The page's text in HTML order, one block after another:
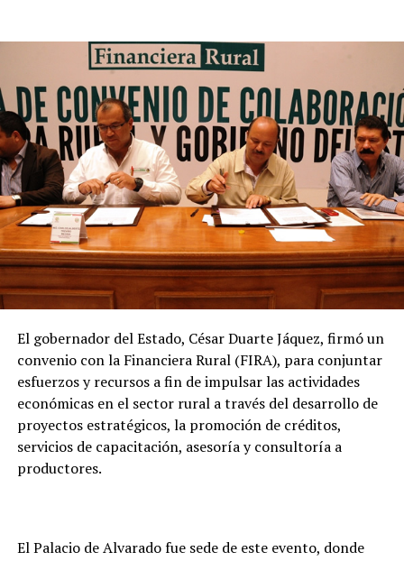
El gobernador del Estado, César Duarte Jáquez, firmó un
convenio con la Financiera Rural (FIRA), para conjuntar
esfuerzos y recursos a fin de impulsar las actividades
económicas en el sector rural a través del desarrollo de
proyectos estratégicos, la promoción de créditos,
servicios de capacitación, asesoría y consultoría a
productores.
El Palacio de Alvarado fue sede de este evento, donde